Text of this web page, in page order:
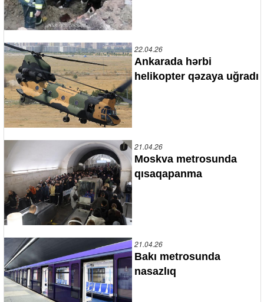
22.04.26
Ankarada hərbi
helikopter qəzaya uğradı
21.04.26
Moskva metrosunda
qısaqapanma
21.04.26
Bakı metrosunda
nasazlıq